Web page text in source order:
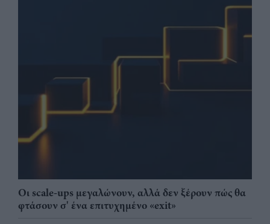
Οι scale-ups μεγαλώνουν, αλλά δεν ξέρουν πώς θα
φτάσουν σ' ένα επιτυχημένο «exit»